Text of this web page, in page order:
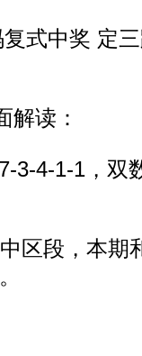
中奖 定三
解读：
4-1-1，双
段，本期